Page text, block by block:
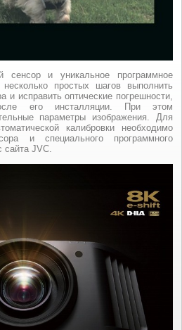
сенсор и уникальное программное
простых шагов выполнить
и исправить оптические погрешности,
его инсталляции. При этом
параметры изображения. Для
калибровки необходимо
и специального программного
сайта JVC.